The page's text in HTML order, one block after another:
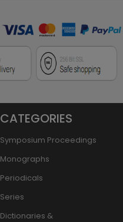
CATEGORIES
Symposium Proceedings
Monographs
Periodicals
Series
Dictionaries &